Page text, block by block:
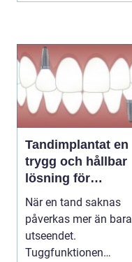
Tandimplantat en
trygg och hållbar
lösning för
förlorade tänder
När en tand saknas
påverkas mer än bara
utseendet.
Tuggfunktionen